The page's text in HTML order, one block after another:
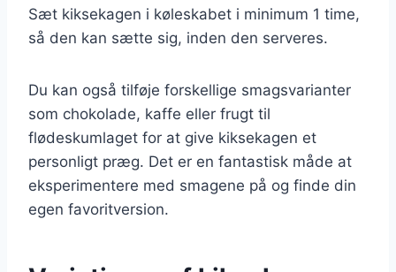
Sæt kiksekagen i køleskabet i minimum 1 time,
så den kan sætte sig, inden den serveres.
Du kan også tilføje forskellige smagsvarianter
som chokolade, kaffe eller frugt til
flødeskumlaget for at give kiksekagen et
personligt præg. Det er en fantastisk måde at
eksperimentere med smagene på og finde din
egen favoritversion.